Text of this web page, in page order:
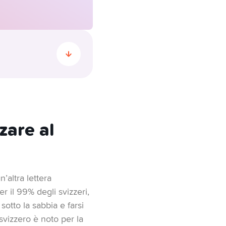
per i privati,
fattura fiscale con
dalle tasse
al
lettera
il 99% degli svizzeri,
la sabbia e farsi
è noto per la